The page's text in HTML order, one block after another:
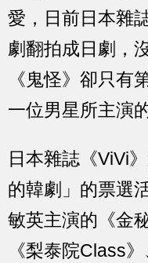
愛，日前日本雜
劇翻拍成日劇，
《鬼怪》卻只有
一位男星所主演
日本雜誌《ViVi
的韓劇」的票選
敏英主演的《金
《梨泰院Class